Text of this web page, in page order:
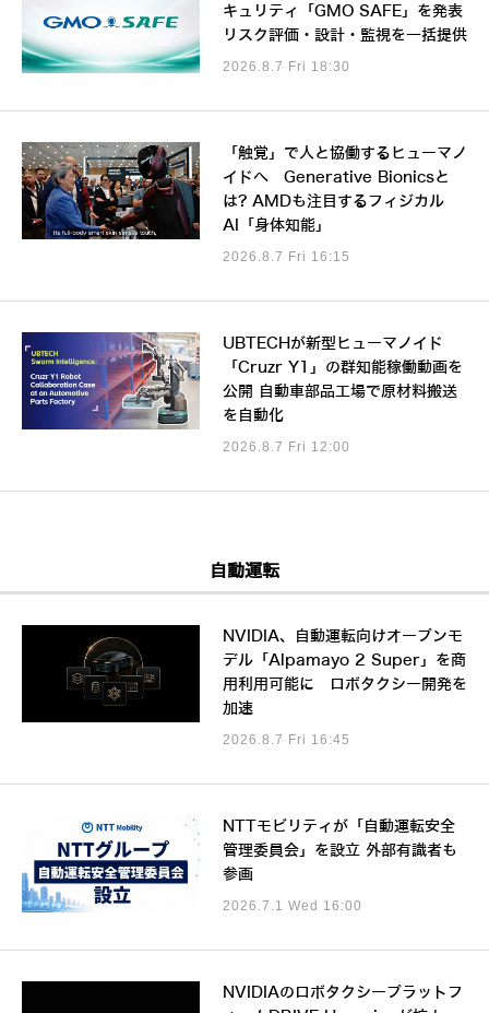
キュリティ「GMO SAFE」を発表
リスク評価・設計・監視を一括提供
2026.8.7 Fri 18:30
「触覚」で人と協働するヒューマノ
イドへ Generative Bionicsと
は? AMDも注目するフィジカル
AI「身体知能」
2026.8.7 Fri 16:15
UBTECHが新型ヒューマノイド
「Cruzr Y1」の群知能稼働動画を
公開 自動車部品工場で原材料搬送
を自動化
2026.8.7 Fri 12:00
自動運転
NVIDIA、自動運転向けオープンモ
デル「Alpamayo 2 Super」を商
用利用可能に ロボタクシー開発を
加速
2026.8.7 Fri 16:45
NTTモビリティが「自動運転安全
管理委員会」を設立 外部有識者も
参画
2026.7.1 Wed 16:00
NVIDIAのロボタクシープラットフ